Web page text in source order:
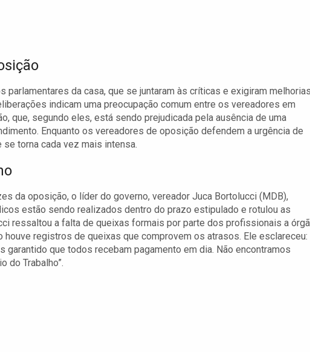
parlamentares da casa, que se juntaram às críticas e exigiram
indicam uma preocupação comum entre os vereadores em
que, segundo eles, está sendo prejudicada pela ausência de uma
Enquanto os vereadores de oposição defendem a urgência de
torna cada vez mais intensa.
da oposição, o líder do governo, vereador Juca Bortolucci (MDB),
estão sendo realizados dentro do prazo estipulado e rotulou as
ressaltou a falta de queixas formais por parte dos profissionais a
registros de queixas que comprovem os atrasos. Ele esclareceu:
que todos recebam pagamento em dia. Não encontramos
do Trabalho”.